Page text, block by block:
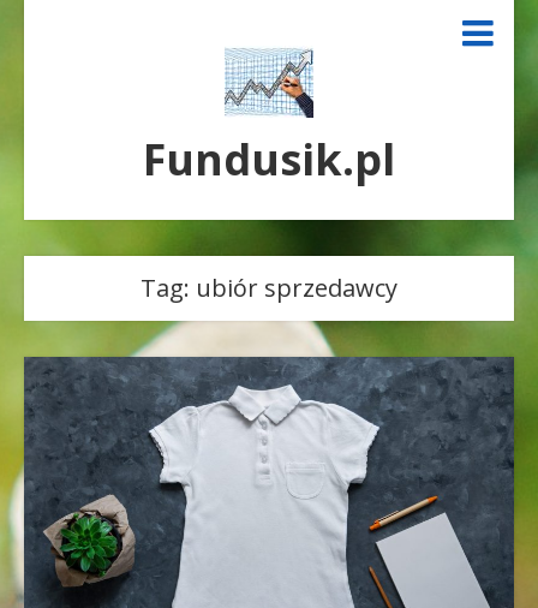
Fundusik.pl
Tag: ubiór sprzedawcy